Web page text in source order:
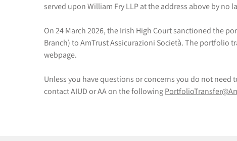
served upon William Fry LLP at the address above by no
On 24 March 2026, the Irish High Court sanctioned the
Branch) to AmTrust Assicurazioni Società. The portfolio
webpage.
Unless you have questions or concerns you do not
contact AIUD or AA on the following